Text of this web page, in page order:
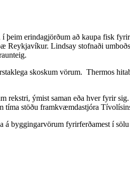
þeim erindagjörðum að kaupa fisk
Reykjavíkur. Lindsay stofnaði
skoskum vörum. Thermos
ýmist saman eða hver fyrir
stöðu framkvæmdastjóra
byggingarvörum fyrirferðamest í